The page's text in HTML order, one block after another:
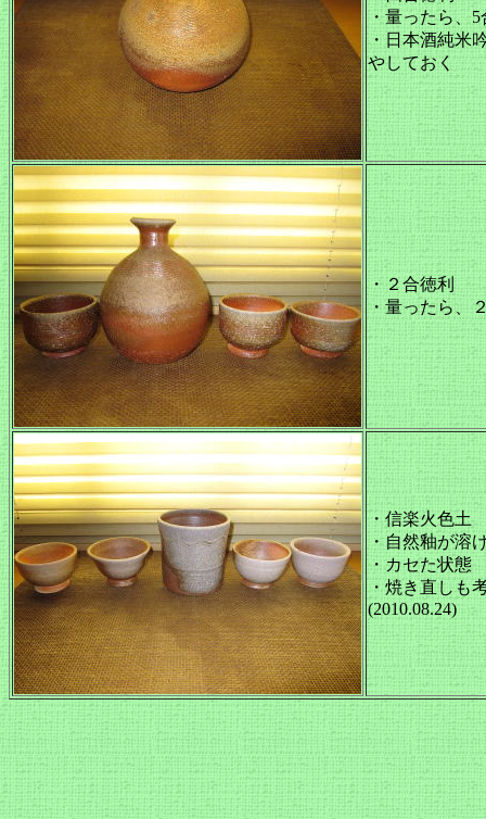
・量ったら、
・日本酒純米
やしておく
・２合徳利
・量ったら、
・信楽火色土
・自然釉が溶
・カセた状態
・焼き直しも
(2010.08.24)